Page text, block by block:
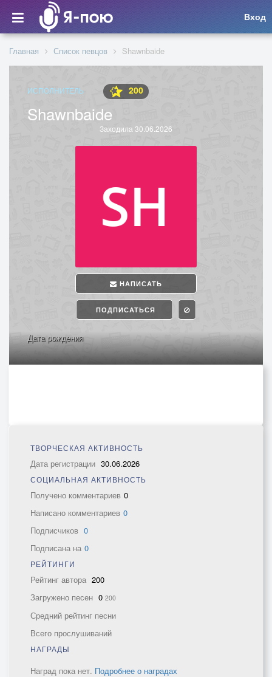
Вход
Главная Список певцов Shawnbaide
ИСПОЛНИТЕЛЬ 200
Shawnbaide
Заходила 30.06.2026
НАПИСАТЬ
ПОДПИСАТЬСЯ
Дата рождения
ТВОРЧЕСКАЯ АКТИВНОСТЬ
Дата регистрации 30.06.2026
СОЦИАЛЬНАЯ АКТИВНОСТЬ
Получено комментариев 0
Написано комментариев 0
Подписчиков 0
Подписана на 0
РЕЙТИНГИ
Рейтинг автора 200
Загружено песен 0 200
Средний рейтинг песни
Всего прослушиваний
НАГРАДЫ
Наград пока нет. Подробнее о наградах